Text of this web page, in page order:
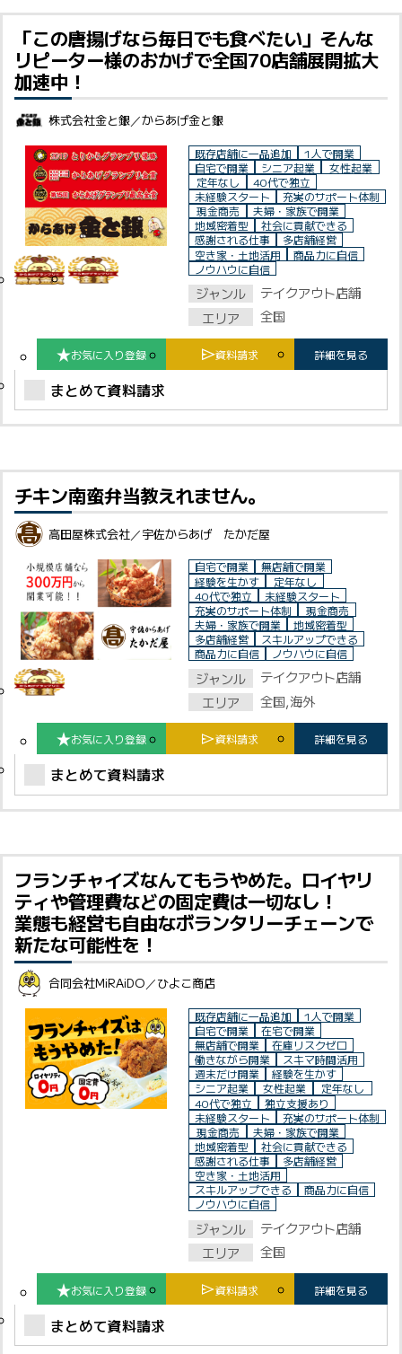
「この唐揚げなら毎日でも食べたい」そんな
リピーター様のおかげで全国70店舗展開拡大
加速中！
株式会社金と銀／からあげ金と銀
既存店舗に一品追加
1人で開業
自宅で開業
シニア起業
女性起業
定年なし
40代で独立
未経験スタート
充実のサポート体制
現金商売
夫婦・家族で開業
地域密着型
社会に貢献できる
感謝される仕事
多店舗経営
空き家・土地活用
商品力に自信
ノウハウに自信
ジャンル
テイクアウト店舗
エリア
全国
お気に入り登録 資料請求 詳細を見る
まとめて資料請求
チキン南蛮弁当教えれません。
高田屋株式会社／宇佐からあげ たかだ屋
自宅で開業
無店舗で開業
経験を生かす
定年なし
40代で独立
未経験スタート
充実のサポート体制
現金商売
夫婦・家族で開業
地域密着型
多店舗経営
スキルアップできる
商品力に自信
ノウハウに自信
ジャンル
テイクアウト店舗
エリア
全国,海外
お気に入り登録 資料請求 詳細を見る
まとめて資料請求
フランチャイズなんてもうやめた。ロイヤリ
ティや管理費などの固定費は一切なし！
業態も経営も自由なボランタリーチェーンで
新たな可能性を！
合同会社MiRAiDO／ひよこ商店
既存店舗に一品追加
1人で開業
自宅で開業
在宅で開業
無店舗で開業
在庫リスクゼロ
働きながら開業
スキマ時間活用
週末だけ開業
経験を生かす
シニア起業
女性起業
定年なし
40代で独立
独立支援あり
未経験スタート
充実のサポート体制
現金商売
夫婦・家族で開業
地域密着型
社会に貢献できる
感謝される仕事
多店舗経営
空き家・土地活用
スキルアップできる
商品力に自信
ノウハウに自信
ジャンル
テイクアウト店舗
エリア
全国
お気に入り登録 資料請求 詳細を見る
まとめて資料請求